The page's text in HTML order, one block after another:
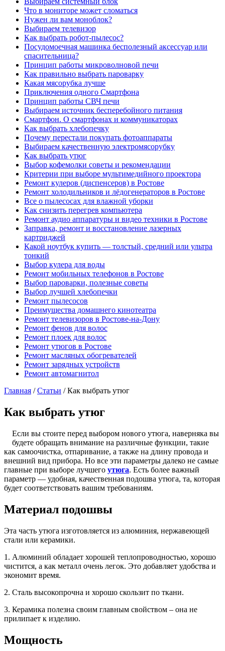
Что в мониторе может сломаться
Нужен ли вам моноблок?
Выбираем телевизор
Как выбрать робот-пылесос?
Посудомоечная машинка бесполезный аксессуар или
спасительница?
Принцип работы микроволновой печи
Как правильно выбрать пароварку
Какая мясорубка лучше
Приключения одного Смартфона
Принцип работы СВЧ печи
Выбираем источник бесперебойного питания
Смартфон. О смартфонах и коммуникаторах
Как выбрать хлебопечку
Почему перестали покупать фотоаппараты
Выбираем качественную электромясорубку
Как выбрать утюг
Выбор кофемолки советы и рекомендации
Критерии при выборе мультимедийного проектора
Ремонт кулеров (диспенсеров) в Ростове
Ремонт холодильников и лёдогенераторов в Ростове
Все о пылесосах для влажной уборки
Как снизить перегрев компьютера
Ремонт аудио аппаратуры и видео техники в Ростове
Заправка, ремонт и восстановление лазерных
картриджей
Какой ноутбук купить — толстый, средний или ультра
тонкий
Выбор кулера для воды
Ремонт мобильных телефонов в Ростове
Выбор пароварки, полезные советы
Выбор лучшей хлебопечки
Ремонт пылесосов
Преимущества домашнего кинотеатра
Ремонт телевизоров в Ростове-на-Дону
Ремонт фенов для волос
Ремонт плоек для волос
Ремонт утюгов в Ростове
Ремонт масляных обогревателей
Ремонт зарядных устройств
Ремонт автомагнитол
Главная /Статьи /Как выбрать утюг
Как выбрать утюг
Если вы стоите перед выбором нового утюга, наверняка вы
будете обращать внимание на различные функции, такие
как самоочистка, отпаривание, а также на длину провода и
внешний вид прибора. Но все эти параметры далеко не самые
главные при выборе лучшего утюга. Есть более важный
параметр — удобная, качественная подошва утюга, та, которая
будет соответствовать вашим требованиям.
Материал подошвы
Эта часть утюга изготовляется из алюминия, нержавеющей
стали или керамики.
1. Алюминий обладает хорошей теплопроводностью, хорошо
чистится, а как металл очень легок. Это добавляет удобства и
экономит время.
2. Сталь высокопрочна и хорошо скользит по ткани.
3. Керамика полезна своим главным свойством – она не
прилипает к изделию.
Мощность